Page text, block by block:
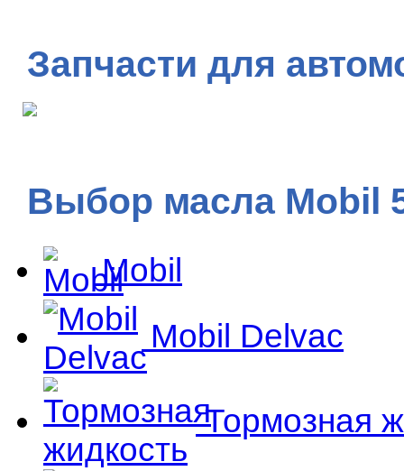
Запчасти для
Выбор масла Mobil
Mobil
Mobil Delvac
Тормозная